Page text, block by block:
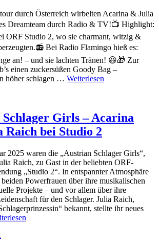
durch Österreich wirbelten Acarina & Julia
Dreamteam durch Radio & TV!📺 Highlight:
ORF Studio 2, wo sie charmant, witzig &
Bei Radio Flamingo hieß es:
an! – und sie lachten Tränen! 😆🎁 Zur
einen zuckersüßen Goody Bag –
höher schlagen … Weiterlesen
Girls – Acarina
Raich bei Studio 2
2025 waren die „Austrian Schlager Girls“,
Raich, zu Gast in der beliebten ORF-
„Studio 2“. In entspannter Atmosphäre
Powerfrauen über ihre musikalischen
Projekte – und vor allem über ihre
für den Schlager. Julia Raich,
bekannt, stellte ihr neues